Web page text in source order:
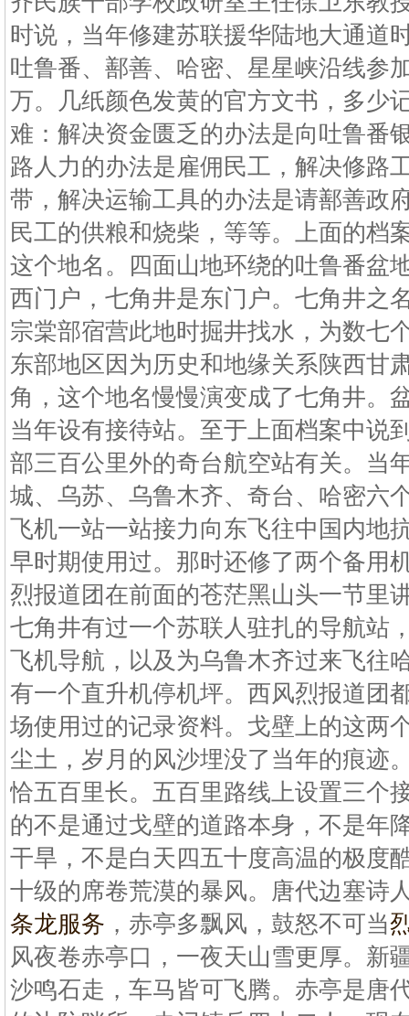
时说，当年修建苏联援华陆地大通道
吐鲁番、鄯善、哈密、星星峡沿线参
万。几纸颜色发黄的官方文书，多少
难：解决资金匮乏的办法是向吐鲁番
路人力的办法是雇佣民工，解决修路
带，解决运输工具的办法是请鄯善政
民工的供粮和烧柴，等等。上面的档
这个地名。四面山地环绕的吐鲁番盆
西门户，七角井是东门户。七角井之
宗棠部宿营此地时掘井找水，为数七
东部地区因为历史和地缘关系陕西甘
角，这个地名慢慢演变成了七角井。
当年设有接待站。至于上面档案中说
部三百公里外的奇台航空站有关。当
城、乌苏、乌鲁木齐、奇台、哈密六
飞机一站一站接力向东飞往中国内地
早时期使用过。那时还修了两个备用
烈报道团在前面的苍茫黑山头一节里
七角井有过一个苏联人驻扎的导航站
飞机导航，以及为乌鲁木齐过来飞往
有一个直升机停机坪。西风烈报道团
场使用过的记录资料。戈壁上的这两
尘土，岁月的风沙埋没了当年的痕迹
恰五百里长。五百里路线上设置三个
的不是通过戈壁的道路本身，不是年
干旱，不是白天四五十度高温的极度
十级的席卷荒漠的暴风。唐代边塞诗
条龙服务 ，赤亭多飘风，鼓怒不可当
风夜卷赤亭口，一夜天山雪更厚。新
沙鸣石走，车马皆可飞腾。赤亭是唐